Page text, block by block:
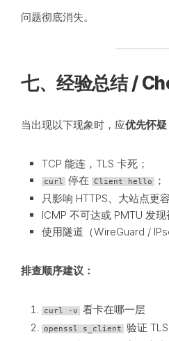
问题彻底消失。
七、经验总结 /
当出现以下现象时，应优先怀
TCP 能连，TLS 卡死；
curl 停在 Client hello
；
只影响 HTTPS、大站点更
ICMP 不可达或 PMTU 发现
使用隧道（WireGuard /
排查顺序建议：
curl -v 看卡在哪一层
openssl s_client
验证 TLS